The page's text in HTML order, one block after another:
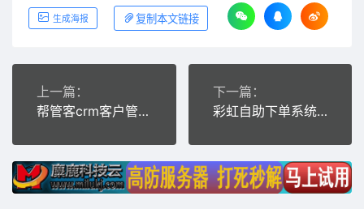
生成海报 复制本文链接
上一篇：
帮管客crm客户管理系统v4.0.5源码
下一篇：
彩虹自助下单系统版本6.7.5已对接蜗牛码支付，易支付